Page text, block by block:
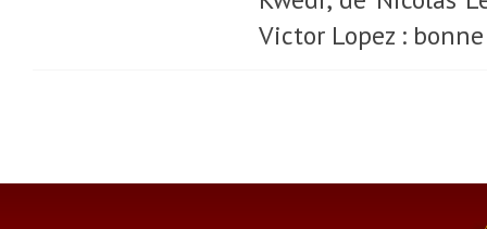
Victor Lopez :